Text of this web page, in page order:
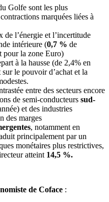
Golfe sont les plus
marquées liées à
de l’énergie et l’incertitude
intérieure (0,7 % de
pour la zone Euro)
à la hausse (de 2,4% en
sur le pouvoir d’achat et la
entre des secteurs encore
de semi-conducteurs sud-
et des industries
des marges
, notamment en
principalement par un
monétaires plus restrictives,
atteint 14,5 %.
de Coface :